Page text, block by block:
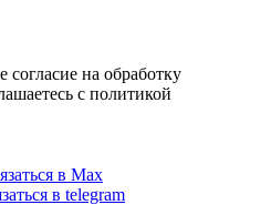
на обработку
c политикой